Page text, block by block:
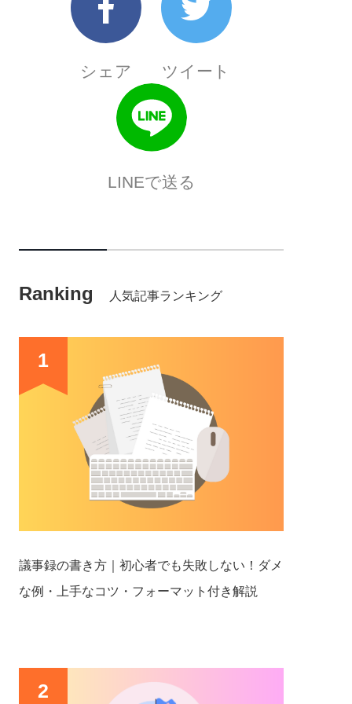
シェア ツイート
LINEで送る
Ranking 人気記事ランキング
1
議事録の書き方｜初心者でも失敗しない！ダメ
な例・上手なコツ・フォーマット付き解説
2